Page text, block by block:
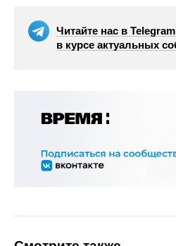
Читайте нас в
в курсе актуальных